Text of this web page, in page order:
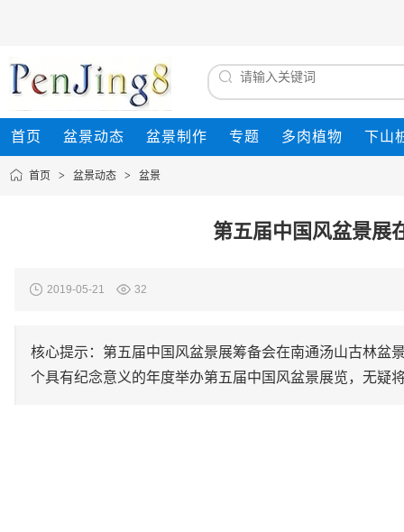
首页 盆景动态 盆景制作 专题 多肉植物 下山
首页 > 盆景动态 > 盆景
第五届中国风盆景展
2019-05-21 32
核心提示：第五届中国风盆景展筹备会在南通汤山古林盆
个具有纪念意义的年度举办第五届中国风盆景展览，无疑